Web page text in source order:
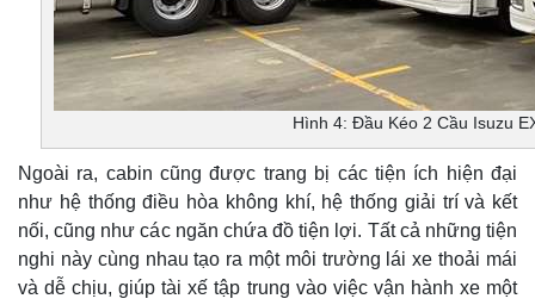
Hình 4: Đầu Kéo 2 Cầu Isuzu
Ngoài ra, cabin cũng được trang bị các tiện ích hiện đại
như hệ thống điều hòa không khí, hệ thống giải trí và kết
nối, cũng như các ngăn chứa đồ tiện lợi. Tất cả những tiện
nghi này cùng nhau tạo ra một môi trường lái xe thoải mái
và dễ chịu, giúp tài xế tập trung vào việc vận hành xe một